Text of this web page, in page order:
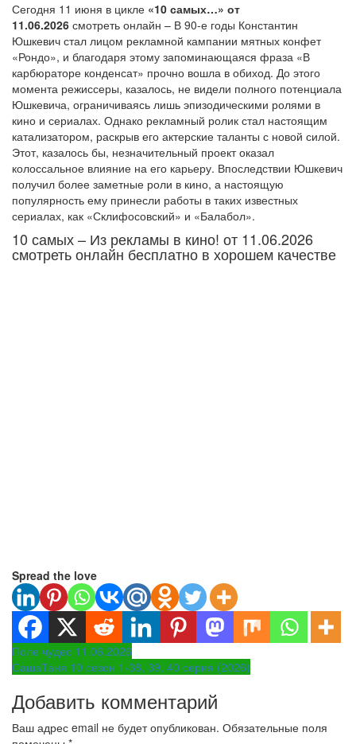
Сегодня 11 июня в цикле «10 самых…» от
11.06.2026 смотреть онлайн – В 90-е годы Константин
Юшкевич стал лицом рекламной кампании мятных конфет
«Рондо», и благодаря этому запоминающаяся фраза «В
карбюраторе конденсат» прочно вошла в обиход. До этого
момента режиссеры, казалось, не видели полного потенциала
Юшкевича, ограничиваясь лишь эпизодическими ролями в
кино и сериалах. Однако рекламный ролик стал настоящим
катализатором, раскрыв его актерские таланты с новой силой.
Этот, казалось бы, незначительный проект оказал
колоссальное влияние на его карьеру. Впоследствии Юшкевич
получил более заметные роли в кино, а настоящую
популярность ему принесли работы в таких известных
сериалах, как «Склифосовский» и «Балабол».
10 самых – Из рекламы в кино! от 11.06.2026
смотреть онлайн бесплатно в хорошем качестве
Spread the love
Навигация
по
записям
Поле чудес 11.06.2026
СашаТаня 10 сезон 1-38, 39, 40 серия (2026)
Добавить комментарий
Ваш адрес email не будет опубликован. Обязательные поля